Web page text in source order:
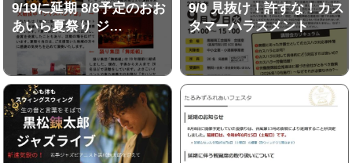
9/19に延期 8/8予定のおお
あいら夏祭り ジ…
9/9 見抜け！許すな！カス
タマーハラスメント